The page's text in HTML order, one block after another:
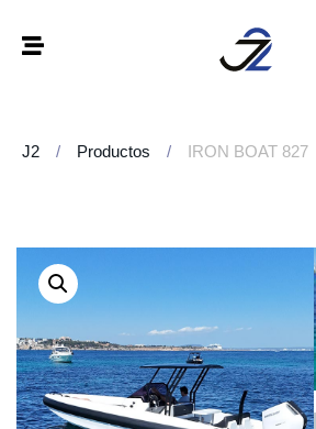
J2 / Productos / IRON BOAT 827